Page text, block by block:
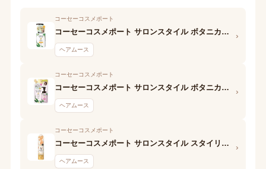
コーセーコスメポート
コーセーコスメポート サロンスタイル ボタニカルホイップ(パーマ用)
ヘアムース
›
コーセーコスメポート
コーセーコスメポート サロンスタイル ボタニカルホイップ(ストレート用)
ヘアムース
›
コーセーコスメポート
コーセーコスメポート サロンスタイル スタイリングムース(ナチュラルウェービー)
ヘアムース
›